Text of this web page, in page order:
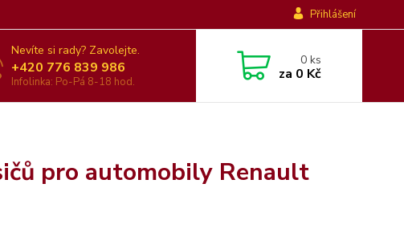
Přihlášení
Nevíte si rady? Zavolejte.
+420 776 839 986
Infolinka: Po-Pá 8-18 hod.
0ks
za 0 Kč
pro automobily Renault